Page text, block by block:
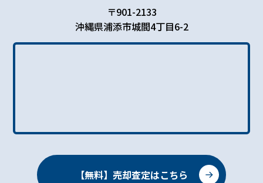
〒901-2133
沖縄県浦添市城間4丁目6-2
【無料】売却査定はこちら